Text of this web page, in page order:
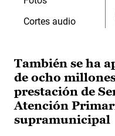
También se ha
de ocho
prestación de
Atención
supramunicipal
Cortes audio